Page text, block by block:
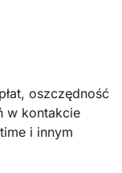
oszczędność
w kontakcie
i innym